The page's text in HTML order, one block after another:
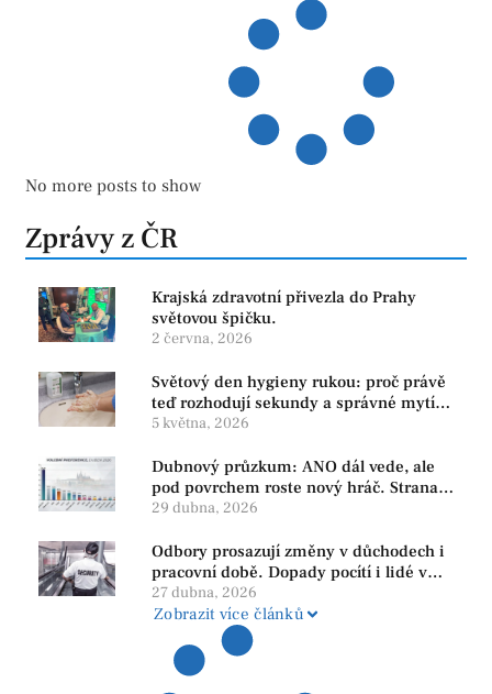
No more posts to show
Zprávy z ČR
Krajská zdravotní přivezla do Prahy
světovou špičku.
2 června, 2026
Světový den hygieny rukou: proč právě
teď rozhodují sekundy a správné mytí
rukou
5 května, 2026
Dubnový průzkum: ANO dál vede, ale
pod povrchem roste nový hráč. Strana
PRO se drží nejvýš mezi menšími
29 dubna, 2026
Odbory prosazují změny v důchodech i
pracovní době. Dopady pocítí i lidé v
našem regionu
27 dubna, 2026
Zobrazit více článků